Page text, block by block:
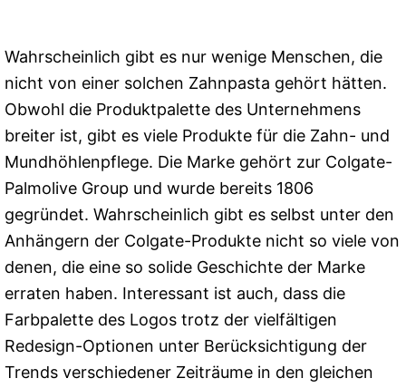
Wahrscheinlich gibt es nur wenige Menschen, die
nicht von einer solchen Zahnpasta gehört hätten.
Obwohl die Produktpalette des Unternehmens
breiter ist, gibt es viele Produkte für die Zahn- und
Mundhöhlenpflege. Die Marke gehört zur Colgate-
Palmolive Group und wurde bereits 1806
gegründet. Wahrscheinlich gibt es selbst unter den
Anhängern der Colgate-Produkte nicht so viele von
denen, die eine so solide Geschichte der Marke
erraten haben. Interessant ist auch, dass die
Farbpalette des Logos trotz der vielfältigen
Redesign-Optionen unter Berücksichtigung der
Trends verschiedener Zeiträume in den gleichen